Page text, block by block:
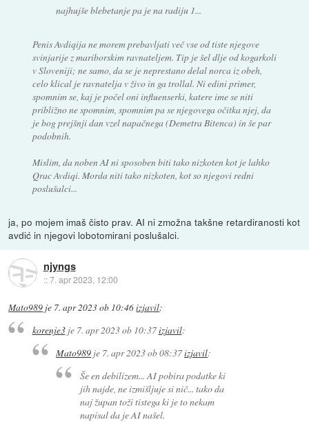
najhujše blebetanje pa je na radiju 1...
Penis Avdiqija ne morem prebavljati več vse od tiste njegove
svinjarije z mariborskim ravnateljem. Tip je šel dlje od kogarkoli
v Sloveniji; ne samo, da se je neprestano delal norca iz obeh,
celo klical je ravnatelja v živo in ga trollal. Ni edini primer,
spomnim se, kaj je počel oni influenserki, katere ime se niti
približno ne spomnim, spomnim pa se njegovega očitka njej, da
je bog prejšnji dan vzel napačnega (Demetra Bitenca) in še par
podobnih.
Mislim, da noben AI ni sposoben biti tako nizkoten kot je lahko
Qrac Avdiqi. Morda niti tako nizkoten, kot so njegovi redni
poslušalci...
ja, po mojem imaš čisto prav. AI ni zmožna takšne retardiranosti kot
avdić in njegovi lobotomirani poslušalci.
njyngs
::7. apr 2023, 12:00
Mato989 je 7. apr 2023 ob 10:46izjavil:
korenje3je 7. apr 2023 ob 10:37izjavil:
Mato989 je 7. apr 2023 ob 08:37izjavil:
Še en debilizem... AI pobira podatke ki
jih najde, ne izmišljuje si nič... tako da
naj župan toži tistega ki je to nekam
napisal da je AI našel.